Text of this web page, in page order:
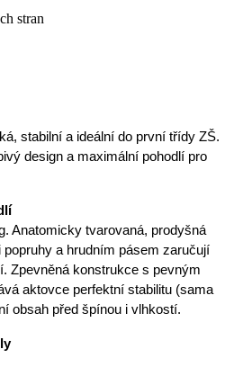
stran
stabilní a ideální do první třídy ZŠ.
design a maximální pohodlí pro
Anatomicky tvarovaná, prodyšná
a hrudním pásem zaručují
Zpevněná konstrukce s pevným
aktovce perfektní stabilitu (sama
obsah před špínou i vlhkostí.